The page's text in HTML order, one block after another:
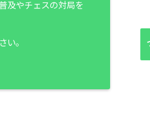
及やチェスの対局を
い。